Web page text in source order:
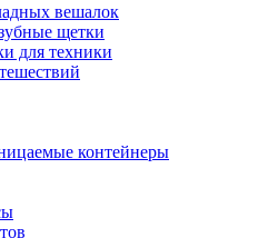
вешалок
щетки
для техники
контейнеры